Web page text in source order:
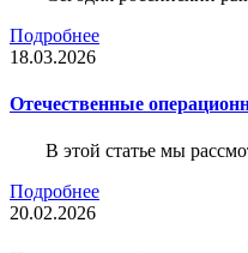
Подробнее
18.03.2026
Отечественные
В этой статье мы
Подробнее
20.02.2026